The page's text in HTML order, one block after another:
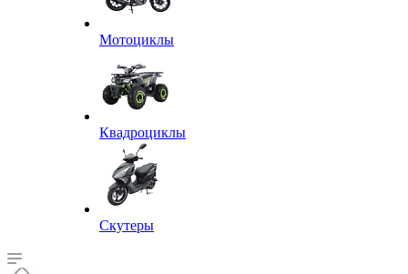
Мотоциклы
Квадроциклы
Скутеры